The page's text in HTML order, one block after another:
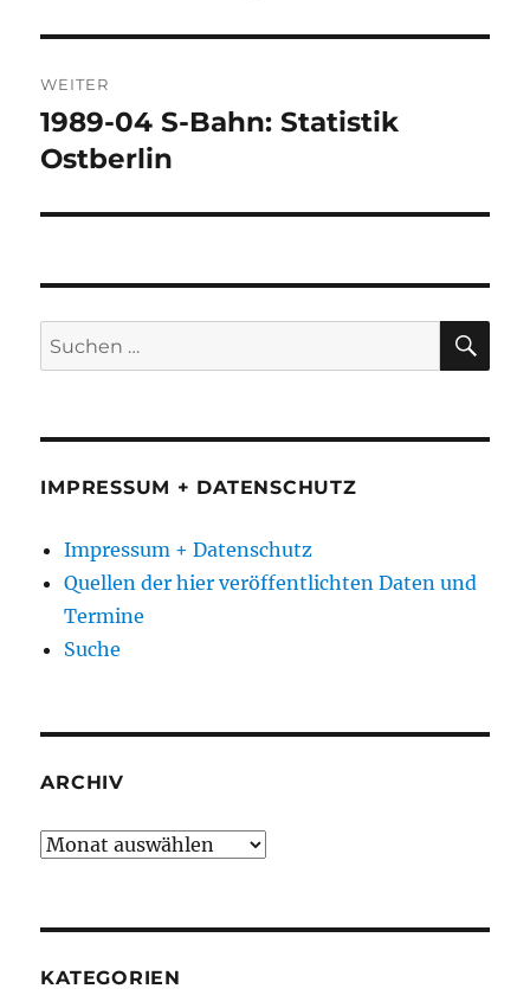
WEITER
Nächster
Beitrag:
1989-04 S-Bahn: Statistik
Ostberlin
Suchen
nach:
IMPRESSUM + DATENSCHUTZ
Impressum + Datenschutz
Quellen der hier veröffentlichten Daten und
Termine
Suche
ARCHIV
Archiv
KATEGORIEN